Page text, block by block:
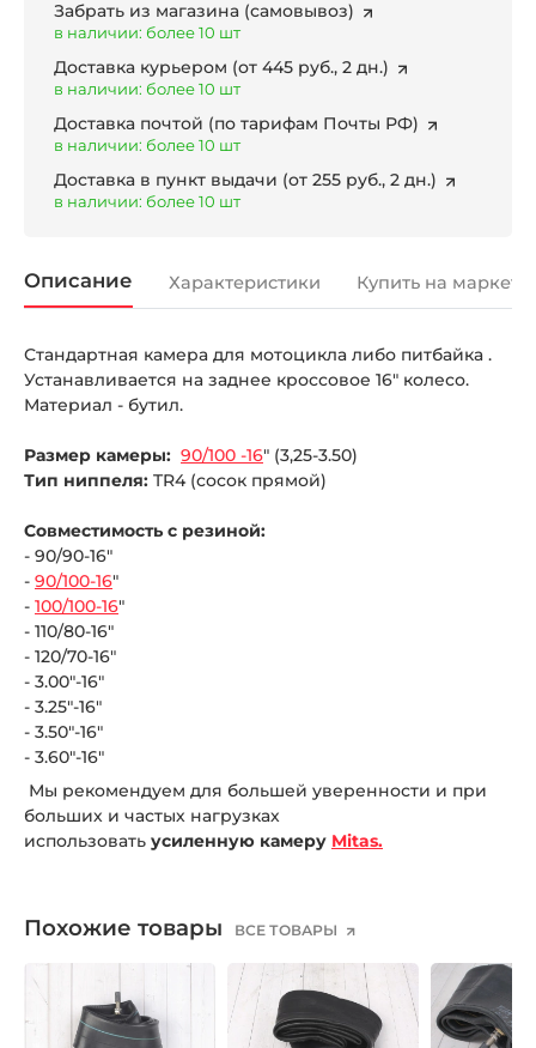
Забрать из магазина (самовывоз)
в наличии: более 10 шт
Доставка курьером (от 445 руб., 2 дн.)
в наличии: более 10 шт
Доставка почтой (по тарифам Почты РФ)
в наличии: более 10 шт
Доставка в пункт выдачи (от 255 руб., 2 дн.)
в наличии: более 10 шт
Описание Характеристики Купить на
Стандартная камера для мотоцикла либо питбайка .
Устанавливается на заднее кроссовое 16" колесо.
Материал - бутил.
Размер камеры: 90/100 -16" (3,25-3.50)
Тип ниппеля: TR4 (сосок прямой)
Совместимость с резиной:
- 90/90-16"
- 90/100-16"
- 100/100-16"
- 110/80-16"
- 120/70-16"
- 3.00"-16"
- 3.25"-16"
- 3.50"-16"
- 3.60"-16"
Мы рекомендуем для большей уверенности и при
больших и частых нагрузках
использовать усиленную камеру Mitas.
Похожие товары ВСЕ ТОВАРЫ